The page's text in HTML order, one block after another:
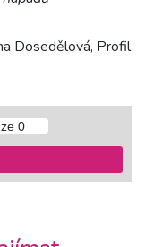
Dosedělová, Profil
0